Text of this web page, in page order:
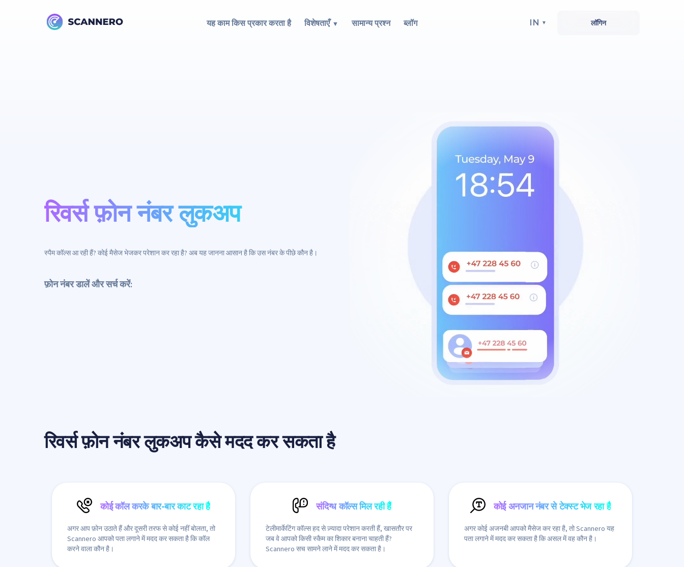
यह काम किस प्रकार करता है विशेषताएँ सामान्य प्रश्न ब्लॉग IN लॉगिन
रिवर्स फ़ोन नंबर लुकअप
स्पैम कॉल्स आ रही हैं? कोई मैसेज भेजकर परेशान कर रहा है? अब यह जानना आसान है कि उस नंबर के पीछे कौन है।
फ़ोन नंबर डालें और सर्च करें:
रिवर्स फ़ोन नंबर लुकअप कैसे मदद कर सकता है
कोई कॉल करके बार-बार काट रहा है
अगर आप फ़ोन उठाते हैं और दूसरी तरफ से कोई नहीं बोलता, तो
Scannero आपको पता लगाने में मदद कर सकता है कि कॉल
करने वाला कौन है।
संदिग्ध कॉल्स मिल रही हैं
टेलीमार्केटिंग कॉल्स हद से ज़्यादा परेशान करती हैं, खासतौर पर
जब वे आपको किसी स्कैम का शिकार बनाना चाहती हैं?
Scannero सच सामने लाने में मदद कर सकता है।
कोई अनजान नंबर से टेक्स्ट भेज रहा है
अगर कोई अजनबी आपको मैसेज कर रहा है, तो Scannero यह
पता लगाने में मदद कर सकता है कि असल में वह कौन है।